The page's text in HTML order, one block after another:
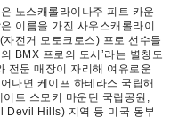
노스캐롤라이나주 피트 카운
이름을 가진 사우스캐롤라이
전거 모토크로스) 프로 선수들
BMX 프로의 도시’라는 별칭도
전문 매장이 자리해 여유로운
나면 케이프 하테라스 국립해
트 스모키 마운틴 국립공원,
Devil Hills) 지역 등 미국 동부